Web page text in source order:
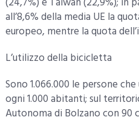
all’8,6% della media UE la
europeo, mentre la quota
L’utilizzo della bicicletta
Sono 1.066.000 le persone
ogni 1.000 abitanti; sul
Autonoma di Bolzano con 90